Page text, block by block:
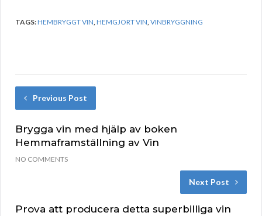
TAGS:HEMBRYGGT VIN,HEMGJORT VIN,VINBRYGGNING
Previous Post
Brygga vin med hjälp av boken
Hemmaframställning av Vin
NO COMMENTS
Next Post
Prova att producera detta superbilliga vin